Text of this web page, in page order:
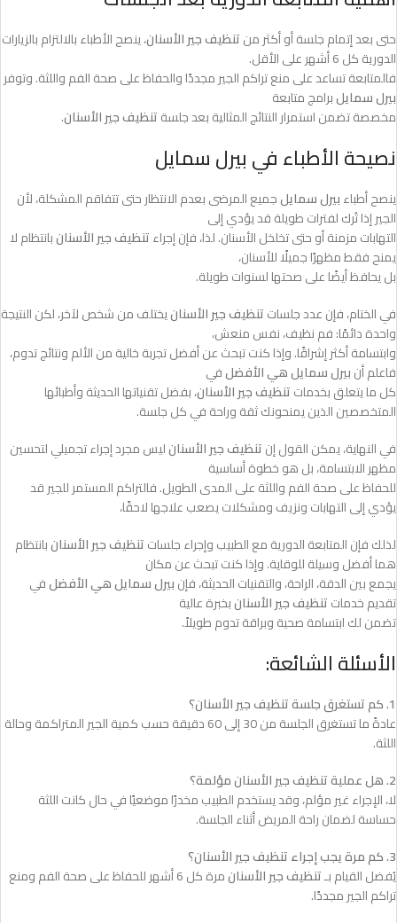
حتى بعد إتمام جلسة أو أكثر منتنظيف جير الأسنان، ينصح الأطباء بالالتزام بالزيارات
الدورية كل 6 أشهر على الأقل.
فالمتابعة تساعد على منع تراكم الجير مجددًا والحفاظ على صحة الفم واللثة. وتوفر
بيرل سمايلبرامج متابعة
مخصصة تضمن استمرار النتائج المثالية بعد جلسةتنظيف جير الأسنان.
نصيحة الأطباء في بيرل سمايل
ينصح أطباءبيرل سمايلجميع المرضى بعدم الانتظار حتى تتفاقم المشكلة، لأن
الجير إذا تُرك لفترات طويلة قد يؤدي إلى
التهابات مزمنة أو حتى تخلخل الأسنان. لذا، فإن إجراءتنظيف جير الأسنانبانتظام لا
يمنح فقط مظهرًا جميلًا للأسنان،
بل يحافظ أيضًا على صحتها لسنوات طويلة.
في الختام، فإن عدد جلساتتنظيف جير الأسنانيختلف من شخص لآخر، لكن النتيجة
واحدة دائمًا: فم نظيف، نفس منعش،
وابتسامة أكثر إشراقًا. وإذا كنت تبحث عن أفضل تجربة خالية من الألم ونتائج تدوم،
فاعلم أنبيرل سمايل هي الأفضلفي
كل ما يتعلق بخدماتتنظيف جير الأسنان، بفضل تقنياتها الحديثة وأطبائها
المتخصصين الذين يمنحونك ثقة وراحة في كل جلسة.
في النهاية، يمكن القول إنتنظيف جير الأسنانليس مجرد إجراء تجميلي لتحسين
مظهر الابتسامة، بل هو خطوة أساسية
للحفاظ على صحة الفم واللثة على المدى الطويل. فالتراكم المستمر للجير قد
يؤدي إلى التهابات ونزيف ومشكلات يصعب علاجها لاحقًا،
لذلك فإن المتابعة الدورية مع الطبيب وإجراء جلساتتنظيف جير الأسنانبانتظام
هما أفضل وسيلة للوقاية. وإذا كنت تبحث عن مكان
يجمع بين الدقة، الراحة، والتقنيات الحديثة، فإنبيرل سمايل هي الأفضلفي
تقديم خدماتتنظيف جير الأسنانبخبرة عالية
تضمن لك ابتسامة صحية وبراقة تدوم طويلاً.
الأسئلة الشائعة:
1. كم تستغرق جلسة تنظيف جير الأسنان؟
عادةً ما تستغرق الجلسة من 30 إلى 60 دقيقة حسب كمية الجير المتراكمة وحالة
اللثة.
2. هل عملية تنظيف جير الأسنان مؤلمة؟
لا، الإجراء غير مؤلم، وقد يستخدم الطبيب مخدرًا موضعيًا في حال كانت اللثة
حساسة لضمان راحة المريض أثناء الجلسة.
3. كم مرة يجب إجراء تنظيف جير الأسنان؟
يُفضل القيام بـتنظيف جير الأسنان
مرة كل 6 أشهر للحفاظ على صحة الفم ومنع
تراكم الجير مجددًا.